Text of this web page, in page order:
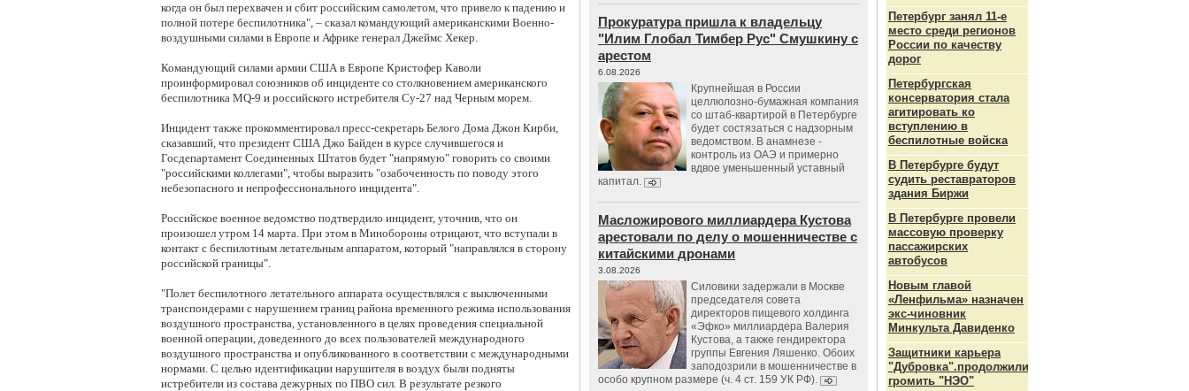
когда он был перехвачен и сбит российским самолетом, что привело к падению и
полной потере беспилотника", – сказал командующий американскими Военно-
воздушными силами в Европе и Африке генерал Джеймс Хекер.
Командующий силами армии США в Европе Кристофер Каволи
проинформировал союзников об инциденте со столкновением американского
беспилотника MQ-9 и российского истребителя Су-27 над Черным морем.
Инцидент также прокомментировал пресс-секретарь Белого Дома Джон Кирби,
сказавший, что президент США Джо Байден в курсе случившегося и
Госдепартамент Соединенных Штатов будет "напрямую" говорить со своими
"российскими коллегами", чтобы выразить "озабоченность по поводу этого
небезопасного и непрофессионального инцидента".
Российское военное ведомство подтвердило инцидент, уточнив, что он
произошел утром 14 марта. При этом в Минобороны отрицают, что вступали в
контакт с беспилотным летательным аппаратом, который "направлялся в сторону
российской границы".
"Полет беспилотного летательного аппарата осуществлялся с выключенными
транспондерами с нарушением границ района временного режима использования
воздушного пространства, установленного в целях проведения специальной
военной операции, доведенного до всех пользователей международного
воздушного пространства и опубликованного в соответствии с международными
нормами. С целью идентификации нарушителя в воздух были подняты
истребители из состава дежурных по ПВО сил. В результате резкого
Прокуратура пришла к владельцу
"Илим Глобал Тимбер Рус" Смушкину с
арестом
6.08.2026
Крупнейшая в России
целлюлозно-бумажная компания
со штаб-квартирой в Петербурге
будет состязаться с надзорным
ведомством. В анамнезе -
контроль из ОАЭ и примерно
вдвое уменьшенный уставный
капитал.
Масложирового миллиардера Кустова
арестовали по делу о мошенничестве с
китайскими дронами
3.08.2026
Силовики задержали в Москве
председателя совета
директоров пищевого холдинга
«Эфко» миллиардера Валерия
Кустова, а также гендиректора
группы Евгения Ляшенко. Обоих
заподозрили в мошенничестве в
особо крупном размере (ч. 4 ст. 159 УК РФ).
Петербург занял 11-е
место среди регионов
России по качеству
дорог
Петербургская
консерватория стала
агитировать ко
вступлению в
беспилотные войска
В Петербурге будут
судить реставраторов
здания Биржи
В Петербурге провели
массовую проверку
пассажирских
автобусов
Новым главой
«Ленфильма» назначен
экс-чиновник
Минкульта Давиденко
Защитники карьера
"Дубровка".продолжили
громить "НЭО"